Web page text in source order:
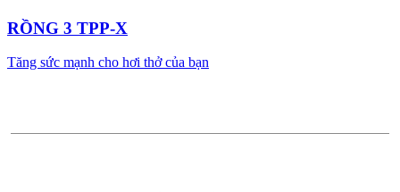
RỒNG 3 TPP-X
Tăng sức mạnh cho hơi thở của bạn